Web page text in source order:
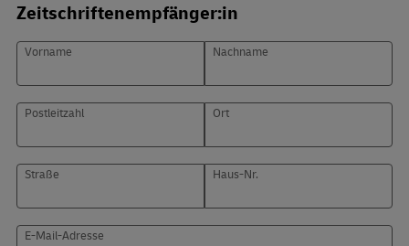
Zeitschriftenempfänger:in
Vorname Nachname
Postleitzahl Ort
Straße Haus-Nr.
E-Mail-Adresse